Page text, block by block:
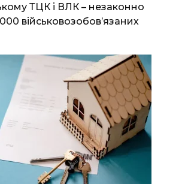
ТЦК і ВЛК – незаконно
військовозобов’язаних